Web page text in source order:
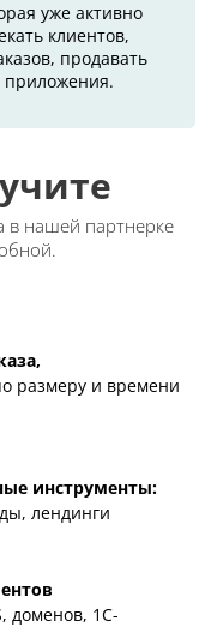
уже активно
клиентов,
продавать
приложения.
в нашей партнерке
размеру и времени
инструменты:
лендинги
доменов, 1С-